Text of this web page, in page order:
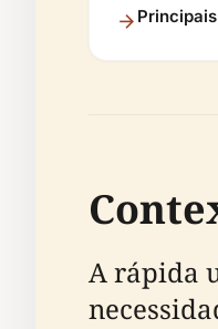
A rápida